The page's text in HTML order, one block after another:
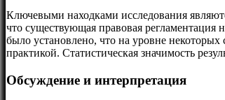
Ключевыми находками исследования
что существующая правовая регламентация
было установлено, что на уровне
практикой. Статистическая значимость
Обсуждение и интерпретация